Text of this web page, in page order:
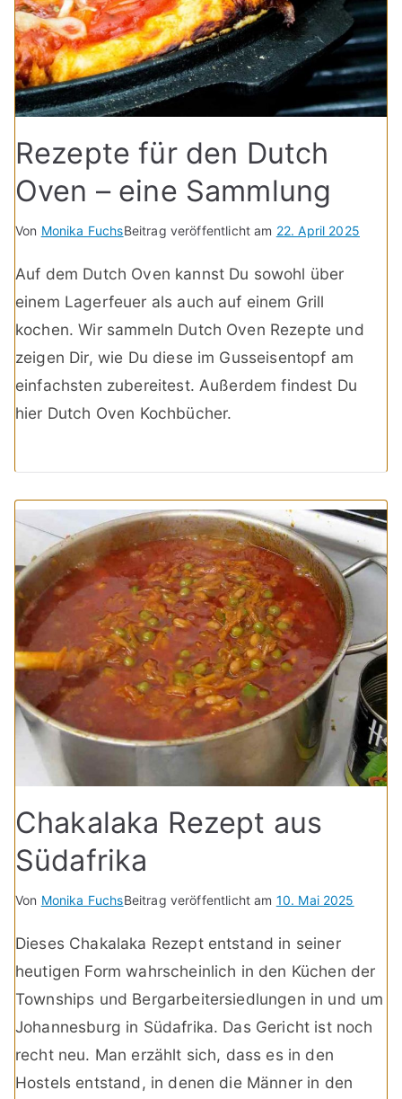
Rezepte für den Dutch
Oven – eine Sammlung
Von Monika FuchsBeitrag veröffentlicht am 22. April 2025
Auf dem Dutch Oven kannst Du sowohl über
einem Lagerfeuer als auch auf einem Grill
kochen. Wir sammeln Dutch Oven Rezepte und
zeigen Dir, wie Du diese im Gusseisentopf am
einfachsten zubereitest. Außerdem findest Du
hier Dutch Oven Kochbücher.
Chakalaka Rezept aus
Südafrika
Von Monika FuchsBeitrag veröffentlicht am 10. Mai 2025
Dieses Chakalaka Rezept entstand in seiner
heutigen Form wahrscheinlich in den Küchen der
Townships und Bergarbeitersiedlungen in und um
Johannesburg in Südafrika. Das Gericht ist noch
recht neu. Man erzählt sich, dass es in den
Hostels entstand, in denen die Männer in den